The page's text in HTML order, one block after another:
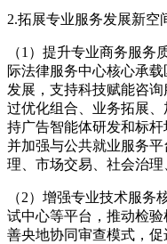
2.拓展专业服务发展新空
（1）提升专业商务服
际法律服务中心核心承
发展，支持科技赋能咨
过优化组合、业务拓展
持广告智能体研发和标
并加强与公共就业服务
理、市场交易、社会治
（2）增强专业技术服
试中心等平台，推动检
善央地协同审查模式，